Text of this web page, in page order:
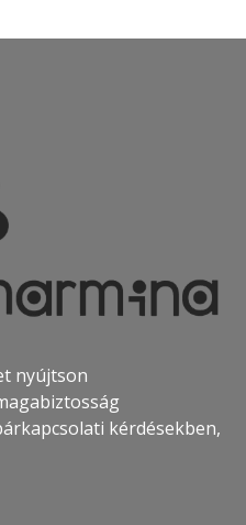
nyújtson
kérdésekben,